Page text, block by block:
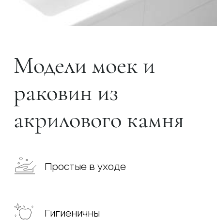
Модели моек и
раковин из
акрилового камня
Простые в уходе
Гигиеничны